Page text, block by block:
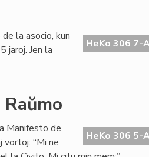
HeKo 306 7-
la asocio, kun
jaroj. Jen la
HeKo 306 5-
Manifesto de
vortoj: “Mi ne